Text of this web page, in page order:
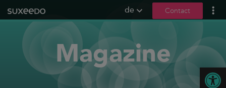
de Contact
what we do
leadgenerierung
content marketingMagazine